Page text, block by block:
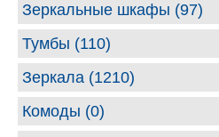
Зеркальные шкафы (97)
Тумбы (110)
Зеркала (1210)
Комоды (0)